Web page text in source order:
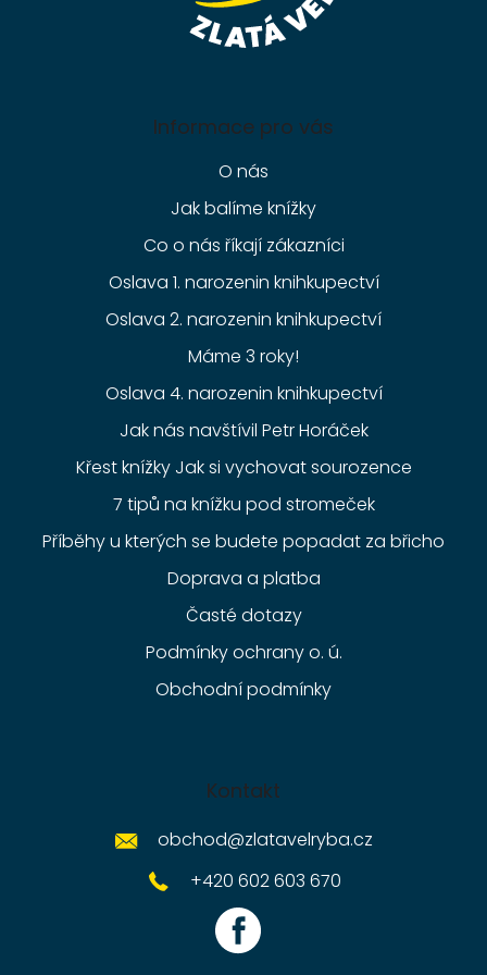
Informace pro vás
O nás
Jak balíme knížky
Co o nás říkají zákazníci
Oslava 1. narozenin knihkupectví
Oslava 2. narozenin knihkupectví
Máme 3 roky!
Oslava 4. narozenin knihkupectví
Jak nás navštívil Petr Horáček
Křest knížky Jak si vychovat sourozence
7 tipů na knížku pod stromeček
Příběhy u kterých se budete popadat za břicho
Doprava a platba
Časté dotazy
Podmínky ochrany o. ú.
Obchodní podmínky
Kontakt
obchod@zlatavelryba.cz
+420 602 603 670